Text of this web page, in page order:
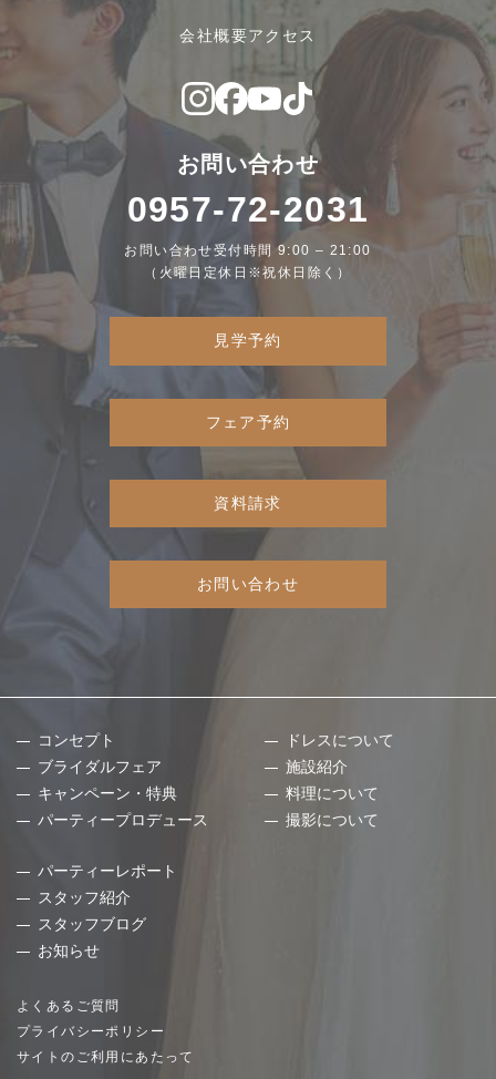
会社概要アクセス
お問い合わせ
0957-72-2031
お問い合わせ受付時間 9:00 – 21:00
（火曜日定休日※祝休日除く）
見学予約
フェア予約
資料請求
お問い合わせ
コンセプト
ブライダルフェア
キャンペーン・特典
パーティープロデュース
ドレスについて
施設紹介
料理について
撮影について
パーティーレポート
スタッフ紹介
スタッフブログ
お知らせ
よくあるご質問
プライバシーポリシー
サイトのご利用にあたって